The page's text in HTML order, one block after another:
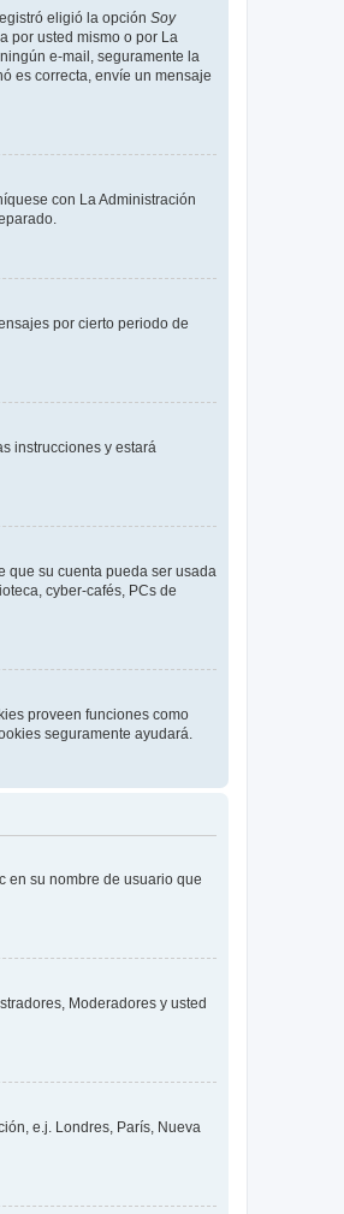
eligió la opción Soy
por usted mismo o por La
e-mail, seguramente la
es correcta, envíe un mensaje
con La Administración
por cierto periodo de
instrucciones y estará
que su cuenta pueda ser usada
cyber-cafés, PCs de
proveen funciones como
seguramente ayudará.
en su nombre de usuario que
Moderadores y usted
e.j. Londres, París, Nueva